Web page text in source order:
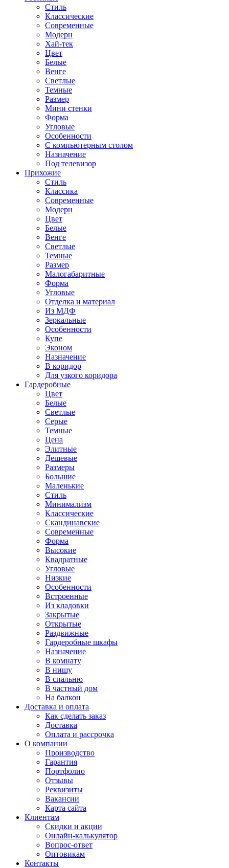
Стиль
Классические
Современные
Модерн
Хай-тек
Цвет
Белые
Венге
Светлые
Темные
Размер
Мини стенки
Форма
Угловые
Особенности
С компьютерным столом
Назначение
Под телевизор
Прихожие
Стиль
Классика
Современные
Модерн
Цвет
Белые
Венге
Светлые
Темные
Размер
Малогабаритные
Форма
Угловые
Отделка и материал
Из МДФ
Зеркальные
Особенности
Купе
Эконом
Назначение
В коридор
Для узкого коридора
Гардеробные
Цвет
Белые
Светлые
Серые
Темные
Цена
Элитные
Дешевые
Размеры
Большие
Маленькие
Стиль
Минимализм
Классические
Скандинавские
Современные
Форма
Высокие
Квадратные
Угловые
Низкие
Особенности
Встроенные
Из кладовки
Закрытые
Открытые
Раздвижные
Гардеробные шкафы
Назначение
В комнату
В нишу
В спальню
В частный дом
На балкон
Доставка и оплата
Как сделать заказ
Доставка
Оплата и рассрочка
О компании
Производство
Гарантия
Портфолио
Отзывы
Реквизиты
Вакансии
Карта сайта
Клиентам
Скидки и акции
Онлайн-калькулятор
Вопрос-ответ
Оптовикам
Контакты